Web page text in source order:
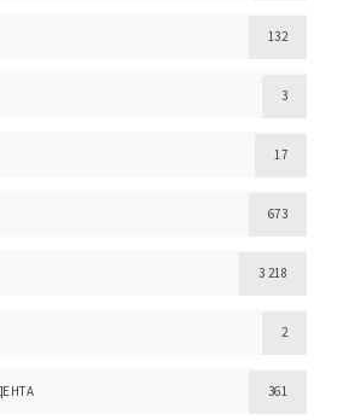
132
3
17
673
3 218
2
361